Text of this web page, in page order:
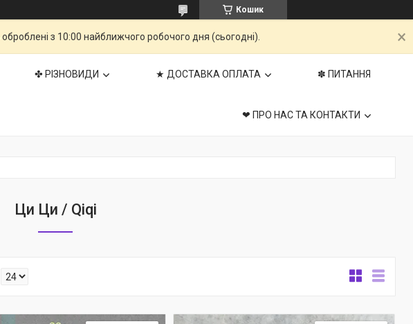
Кошик
з 10:00 найближчого робочого дня (сьогодні).
✤ РІЗНОВИДИ ★ ДОСТАВКА ОПЛАТА ✽ ПИТАННЯ
❤ ПРО НАС ТА КОНТАКТИ
Ци Ци / Qiqi